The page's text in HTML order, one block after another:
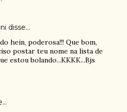
disse…
hein, poderosa!!! Que bom,
postar teu nome na lista de
estou bolando...KKKK...Bjs